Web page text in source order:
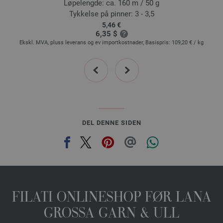
Løpelengde: ca. 160 m / 50 g
Tykkelse på pinner: 3 - 3,5
5,46 €
6,35 $
Ekskl. MVA, pluss leverans og ev importkostnader, Basispris: 109,20 € / kg
prev next
DEL DENNE SIDEN
FILATI ONLINESHOP FØR LANA
GROSSA GARN & ULL